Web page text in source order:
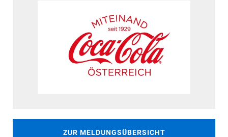
ZUR MELDUNGSÜBERSICHT